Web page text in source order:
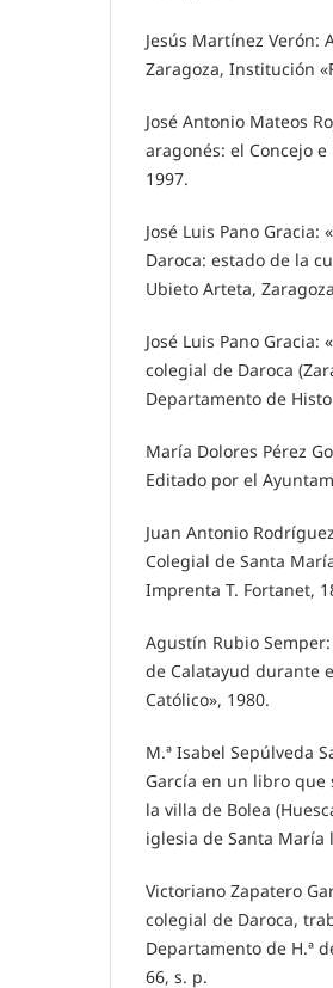
Jesús Martínez Verón:
Zaragoza, Institución
José Antonio Mateos
aragonés: el Concejo
1997.
José Luis Pano
Daroca: estado de la
Ubieto Arteta,
José Luis Pano
colegial de Daroca
Departamento de
María Dolores Pérez
Editado por el
Juan Antonio
Colegial de Santa
Imprenta T. Fortanet,
Agustín Rubio
de Calatayud durante
Católico», 1980.
M.ª Isabel Sepúlveda
García en un libro
la villa de Bolea
iglesia de Santa María
Victoriano Zapatero
colegial de Daroca,
Departamento de H.ª
66, s. p.